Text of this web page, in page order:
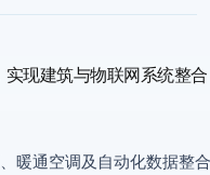
现建筑与物联网系统整
暖通空调及自动化数据整